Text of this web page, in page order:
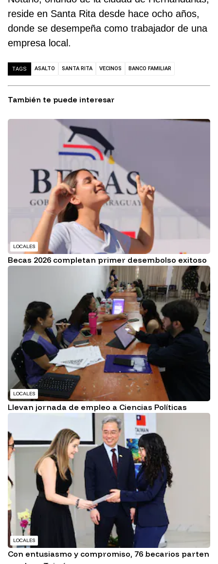
reside en Santa Rita desde hace ocho años,
donde se desempeña como trabajador de una
empresa local.
TAGS ASALTO SANTA RITA VECINOS BANCO FAMILIAR
También te puede interesar
LOCALES
Becas 2026 completan primer desembolso exitoso
LOCALES
Llevan jornada de empleo a Ciencias Políticas
LOCALES
Con entusiasmo y compromiso, 76 becarios parten